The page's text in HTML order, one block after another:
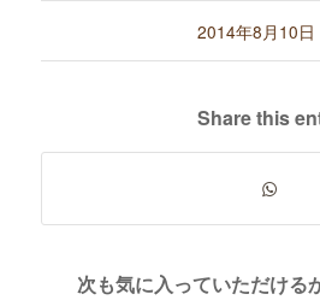
2014年8月10日
/
Share this
次も気に入っていただける